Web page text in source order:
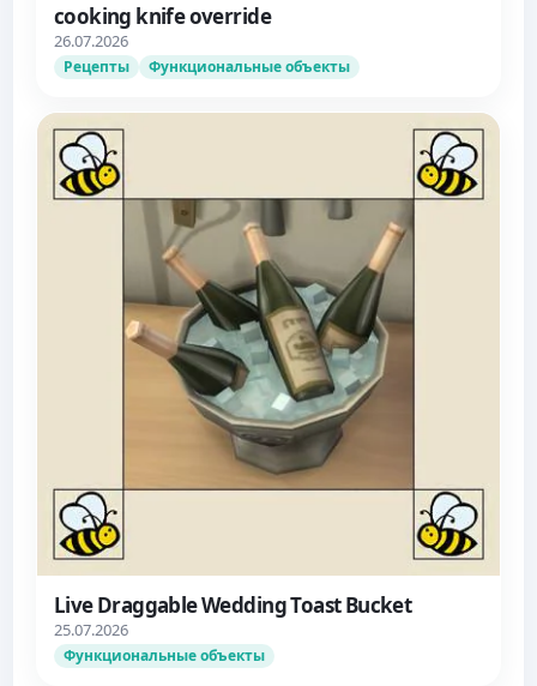
cooking knife override
26.07.2026
Рецепты Функциональные объекты
Live Draggable Wedding Toast Bucket
25.07.2026
Функциональные объекты